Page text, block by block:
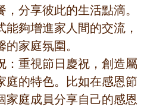
，分享彼此的生活點滴。
能夠增進家人間的交流，
的家庭氛圍。
：重視節日慶祝，創造屬
庭的特色。比如在感恩節
家庭成員分享自己的感恩